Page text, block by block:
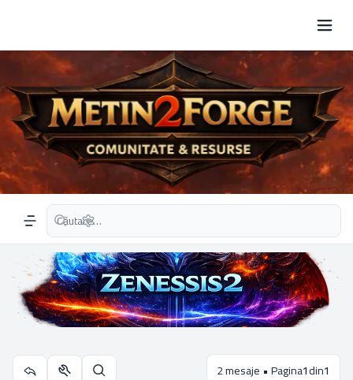
Navigation menu
Căutare avansată
2 mesaje • Pagina1din1